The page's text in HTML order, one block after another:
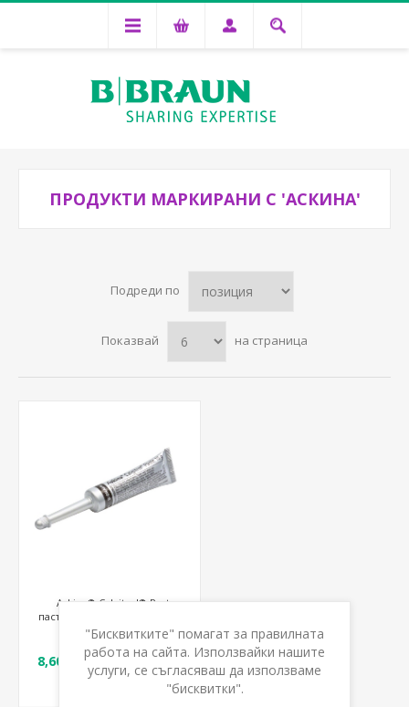
ПРОДУКТИ МАРКИРАНИ С 'АСКИНА'
Подреди по
Показвай на страница
Askina® Calgitrol® Paste
паста за рани със сребърен
алгинат
8,60 € с ДДС / 16,82 лв
с ДДС
"Бисквитките" помагат за правилната
работа на сайта. Използвайки нашите
услуги, се съгласяваш да използваме
"бисквитки".